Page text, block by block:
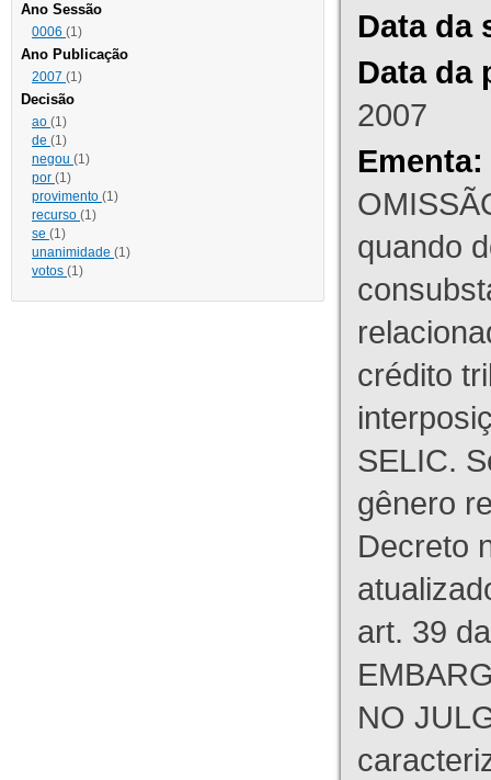
Ano Sessão
0006 (1)
Ano Publicação
2007 (1)
Decisão
ao (1)
de (1)
negou (1)
por (1)
provimento (1)
recurso (1)
se (1)
unanimidade (1)
votos (1)
Data da
Data da
2007
Ementa:
quando
crédito
SELIC.
gênero
Decreto
art. 39
NO